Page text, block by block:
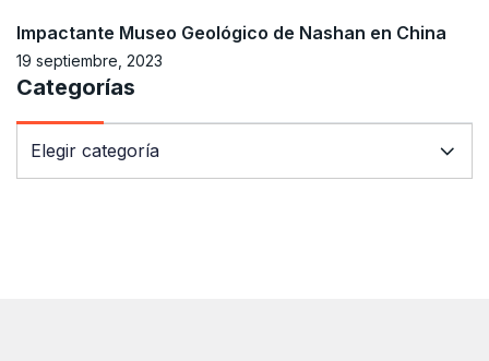
Impactante Museo Geológico de Nashan en China
19 septiembre, 2023
Categorías